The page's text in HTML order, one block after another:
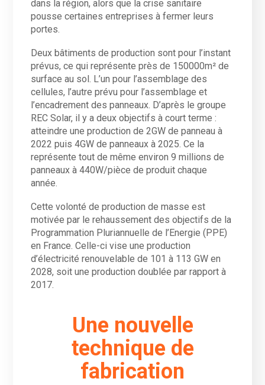
dans la région, alors que la crise sanitaire
pousse certaines entreprises à fermer leurs
portes.
Deux bâtiments de production sont pour l’instant
prévus, ce qui représente près de 150000m² de
surface au sol. L’un pour l’assemblage des
cellules, l’autre prévu pour l’assemblage et
l’encadrement des panneaux. D’après le groupe
REC Solar, il y a deux objectifs à court terme :
atteindre une production de 2GW de panneau à
2022 puis 4GW de panneaux à 2025. Ce la
représente tout de même environ 9 millions de
panneaux à 440W/pièce de produit chaque
année.
Cette volonté de production de masse est
motivée par le rehaussement des objectifs de la
Programmation Pluriannuelle de l’Energie (PPE)
en France. Celle-ci vise une production
d’électricité renouvelable de 101 à 113 GW en
2028, soit une production doublée par rapport à
2017.
Une nouvelle
technique de
fabrication